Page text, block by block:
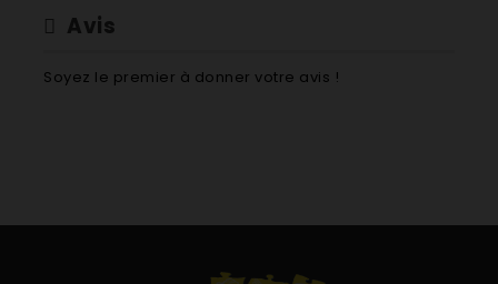
Avis
Soyez le premier à donner votre avis !